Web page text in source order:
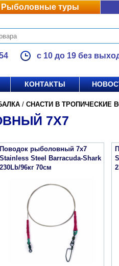
Рыболовные туры
с 10 до 19 без
КОНТАКТЫ
/ СНАСТИ В ТРОПИЧЕСКИЕ
7Х7
Поводок рыболовный 7х7
Stainless Steel Barracuda-Shark
230Lb/96кг 70см